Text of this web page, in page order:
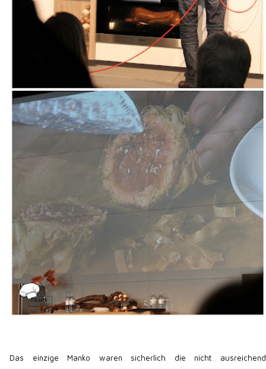
Das einzige Manko waren sicherlich die nicht ausreichend